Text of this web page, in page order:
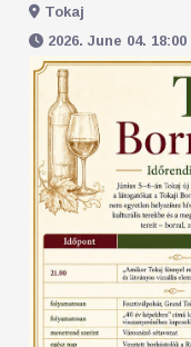
Tokaj
2026. June 04.